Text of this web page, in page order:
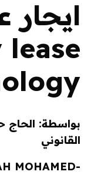
بواسطة: الحاج
القانوني
MOHAMED-